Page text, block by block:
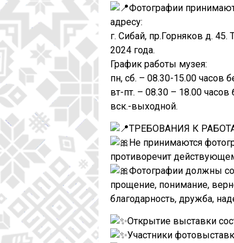
Фотографии
адресу:
г. Сибай, пр.Горняков д.
2024 года.
График работы музея:
пн, сб. – 08.30-15.00 часов
вт-пт. – 08.30 – 18.00
вск.-выходной.
ТРЕБОВАНИЯ К
Не принимаются
противоречит
Фотографии должны
прощение, понимание,
благодарность, дружба,
Открытие выставки
Участники